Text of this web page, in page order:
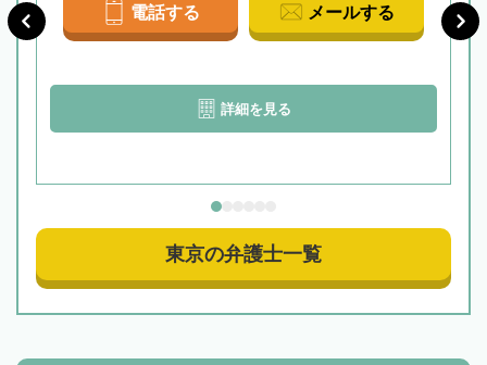
電話する メールする
詳細を見る
東京の弁護士一覧